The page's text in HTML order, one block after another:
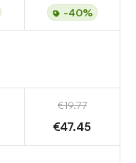
-40%
€19.77
€47.45